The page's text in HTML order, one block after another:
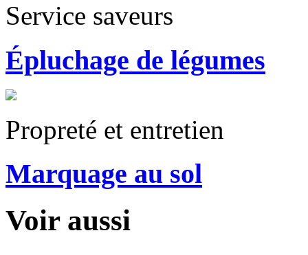
Service saveurs
Épluchage de légumes
Propreté et entretien
Marquage au sol
Voir aussi